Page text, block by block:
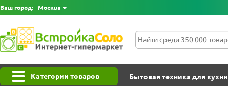
Ваш город: Москва
Категории товаров Бытовая техника для кухни